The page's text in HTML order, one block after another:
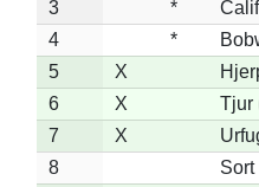
3
*
4
*
5
X
6
X
Tjur
7
X
8